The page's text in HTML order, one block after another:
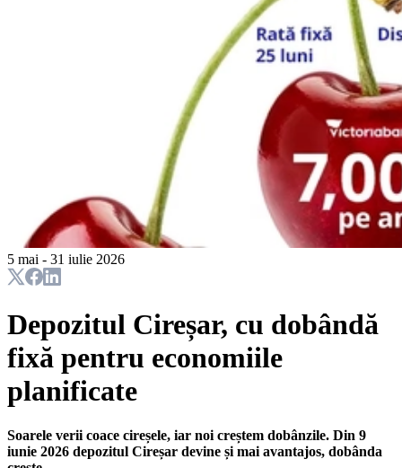
5 mai - 31 iulie 2026
Depozitul Cireșar, cu dobândă
fixă pentru economiile
planificate
Soarele verii coace cireșele, iar noi creștem dobânzile. Din 9
iunie 2026 depozitul Cireșar devine și mai avantajos, dobânda